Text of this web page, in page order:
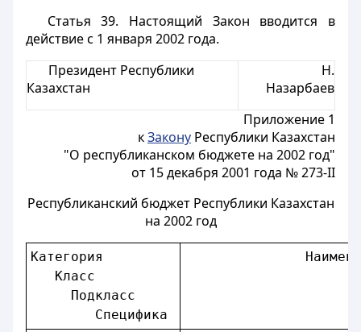
Статья 39. Настоящий Закон вводится в
действие с 1 января 2002 года.
Президент Республики
Казахстан
Н.
Назарбаев
Приложение 1
кЗакону Республики Казахстан
"О республиканском бюджете на 2002 год"
от 15 декабря 2001 года № 273-II
Республиканский бюджет Республики Казахстан
на 2002 год
Категория
Класс
Подкласс
Специфика